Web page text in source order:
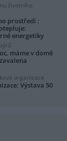
životního
prostředí :
energetiky
máme v domě
organizace
Výstava 50